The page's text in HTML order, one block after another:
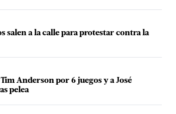
salen a la calle para protestar contra la
Anderson por 6 juegos y a José
pelea